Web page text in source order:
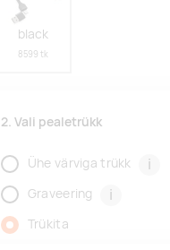
black
8599 tk
2. Vali pealetrükk
Ühe värviga trükk i
Graveering i
Trükita